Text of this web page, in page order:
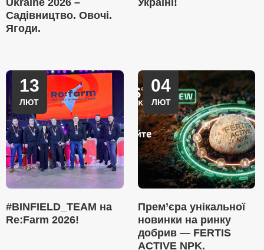
Ukraine 2026 –
Садівництво. Овочі.
Ягоди.
Україні!
13
ЛЮТ
#BINFIELD_TEAM на
Re:Farm 2026!
04
ЛЮТ
Прем’єра унікальної
новинки на ринку
добрив — FERTIS
ACTIVE NPK.